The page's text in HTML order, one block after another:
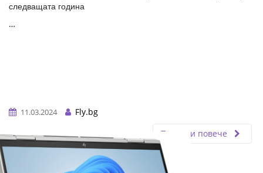
следващата година
…
11.03.2024
Fly.bg
Прочети повече